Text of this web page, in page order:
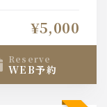
¥5,000
reserve
WEB予約